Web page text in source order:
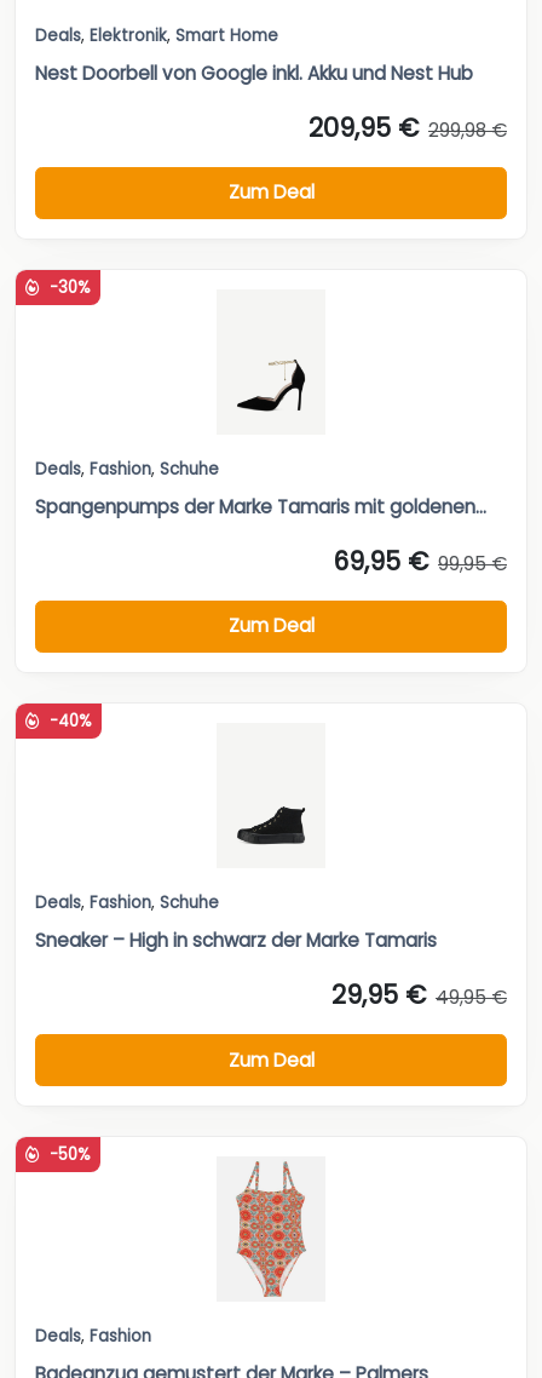
Deals, Elektronik, Smart Home
Nest Doorbell von Google inkl. Akku und Nest Hub
209,95 € 299,98 €
Zum Deal
-30%
Deals, Fashion, Schuhe
Spangenpumps der Marke Tamaris mit goldenen...
69,95 € 99,95 €
Zum Deal
-40%
Deals, Fashion, Schuhe
Sneaker – High in schwarz der Marke Tamaris
29,95 € 49,95 €
Zum Deal
-50%
Deals, Fashion